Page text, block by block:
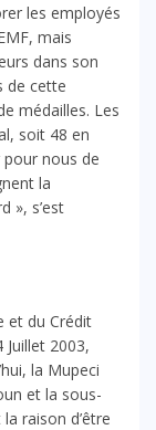
les employés
mais
dans son
de cette
médailles. Les
soit 48 en
pour nous de
la
», s’est
et du Crédit
Juillet 2003,
la Mupeci
et la sous-
raison d’être